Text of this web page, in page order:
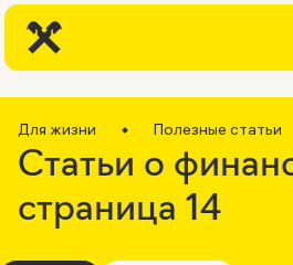
Для жизни Полезные статьи
Статьи о
страница 14